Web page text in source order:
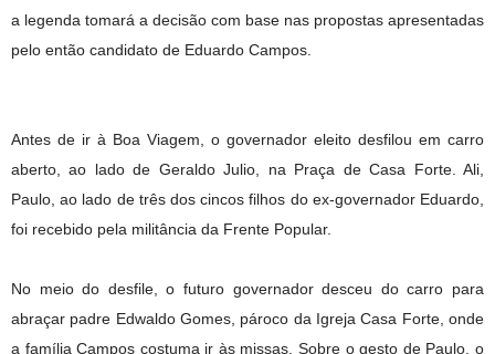
a legenda tomará a decisão com base nas propostas apresentadas
pelo então candidato de Eduardo Campos.
Antes de ir à Boa Viagem, o governador eleito desfilou em carro
aberto, ao lado de Geraldo Julio, na Praça de Casa Forte. Ali,
Paulo, ao lado de três dos cincos filhos do ex-governador Eduardo,
foi recebido pela militância da Frente Popular.
No meio do desfile, o futuro governador desceu do carro para
abraçar padre Edwaldo Gomes, pároco da Igreja Casa Forte, onde
a família Campos costuma ir às missas. Sobre o gesto de Paulo, o